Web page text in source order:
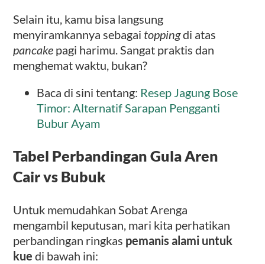
Selain itu, kamu bisa langsung
menyiramkannya sebagai toppingdi atas
pancake pagi harimu. Sangat praktis dan
menghemat waktu, bukan?
Baca di sini tentang: Resep Jagung Bose
Timor: Alternatif Sarapan Pengganti
Bubur Ayam
Tabel Perbandingan Gula Aren
Cair vs Bubuk
Untuk memudahkan Sobat Arenga
mengambil keputusan, mari kita perhatikan
perbandingan ringkas pemanis alami untuk
kue di bawah ini: